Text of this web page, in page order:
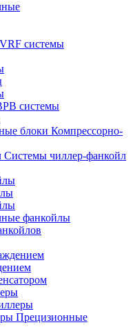
системы
системы
Компрессорно-
Системы чиллер-фанкойл
фанкойлы
Прецизионные